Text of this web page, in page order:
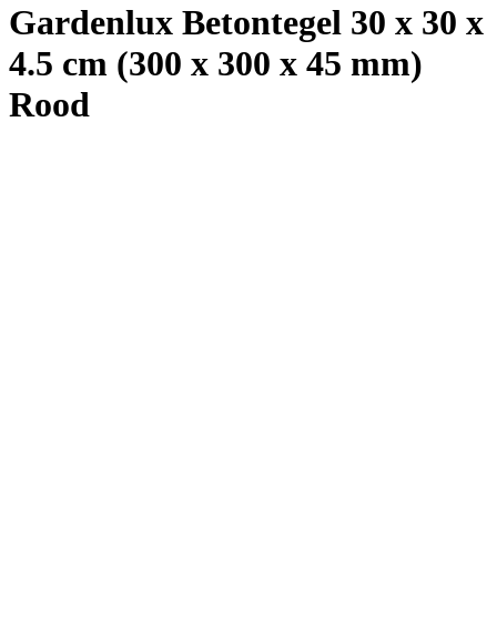
Gardenlux Betontegel 30 x 30 x
4.5 cm (300 x 300 x 45 mm)
Rood